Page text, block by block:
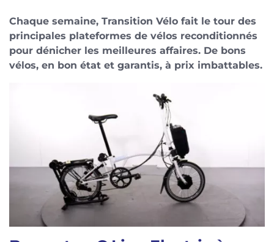
Chaque semaine, Transition Vélo fait le tour des
principales plateformes de vélos reconditionnés
pour dénicher les meilleures affaires. De bons
vélos, en bon état et garantis, à prix imbattables.